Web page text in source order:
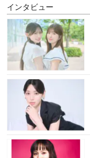
インタビュー